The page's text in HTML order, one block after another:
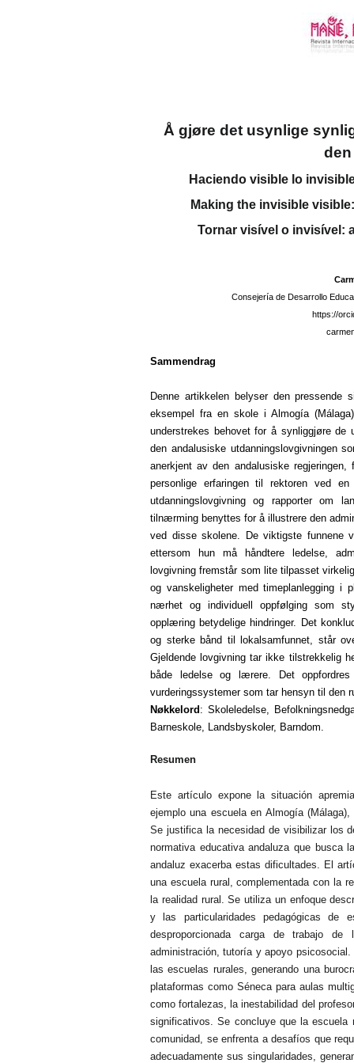
Å gjøre det usynlige
Haciendo visible lo
Making the invisible
Tornar visível o invisível:
Consejería de Desarrollo
https://
Sammendrag
Denne artikkelen belyser den pressende
eksempel fra en skole i Almogía
understrekes behovet for å synliggjøre
den andalusiske utdanningslovgivningen
anerkjent av den andalusiske
personlige erfaringen til rektoren ved
utdanningslovgivning og rapporter om
tilnærming benyttes for å illustrere den
ved disse skolene. De viktigste funnene
ettersom hun må håndtere ledelse,
lovgivning fremstår som lite tilpasset
og vanskeligheter med timeplanlegging i
nærhet og individuell oppfølging som
opplæring betydelige hindringer. Det
og sterke bånd til lokalsamfunnet, står
Gjeldende lovgivning tar ikke tilstrekkelig
både ledelse og lærere. Det
vurderingssystemer som tar hensyn til den
Nøkkelord : Skoleledelse,
Barneskole, Landsbyskoler, Barndom.
Resumen
Este artículo expone la situación
ejemplo una escuela en Almogía
Se justifica la necesidad de visibilizar los
normativa educativa andaluza que busca
andaluz exacerba estas dificultades. El
una escuela rural, complementada con la
la realidad rural. Se utiliza un enfoque
y las particularidades pedagógicas de
desproporcionada carga de trabajo
administración, tutoría y apoyo
las escuelas rurales, generando una
plataformas como Séneca para aulas
como fortalezas, la inestabilidad del
significativos. Se concluye que la
comunidad, se enfrenta a desafíos que
adecuadamente sus singularidades,